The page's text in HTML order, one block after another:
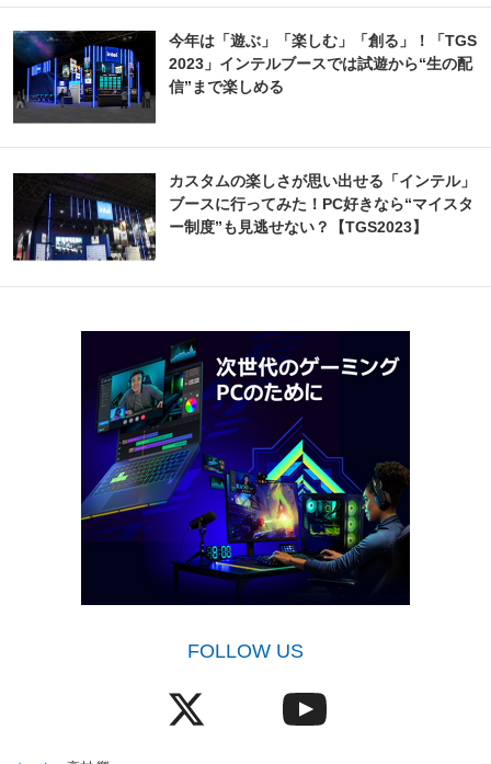
今年は「遊ぶ」「楽しむ」「創る」！「TGS
2023」インテルブースでは試遊から“生の配
信”まで楽しめる
カスタムの楽しさが思い出せる「インテル」
ブースに行ってみた！PC好きなら“マイスタ
ー制度”も見逃せない？【TGS2023】
FOLLOW US